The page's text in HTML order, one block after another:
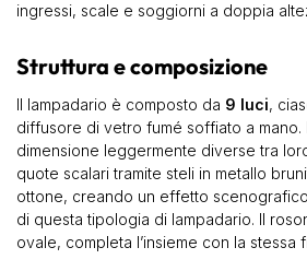
ingressi, scale e soggiorni a doppia
Struttura e composizione
Il lampadario è composto da 9 luci,
diffusore di vetro fumé soffiato a mano.
dimensione leggermente diverse tra
quote scalari tramite steli in metallo
ottone, creando un effetto
di questa tipologia di lampadario. Il
ovale, completa l’insieme con la stessa